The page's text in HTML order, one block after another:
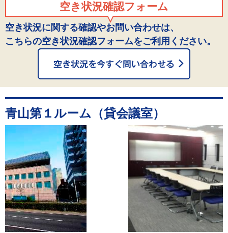
空き状況確認フォーム
空き状況に関する確認やお問い合わせは、
こちらの空き状況確認フォームをご利用ください。
青山第１ルーム（貸会議室）